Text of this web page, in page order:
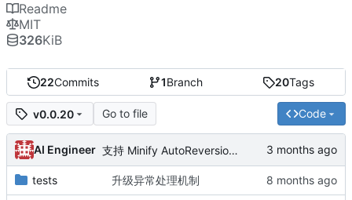
22Commits 1Branch 20Tags
v0.0.20 Go to file Code
AI Engineer 支持 Minify AutoReversion 等
tests 升级异常处理机制
Readme
MIT
326KiB